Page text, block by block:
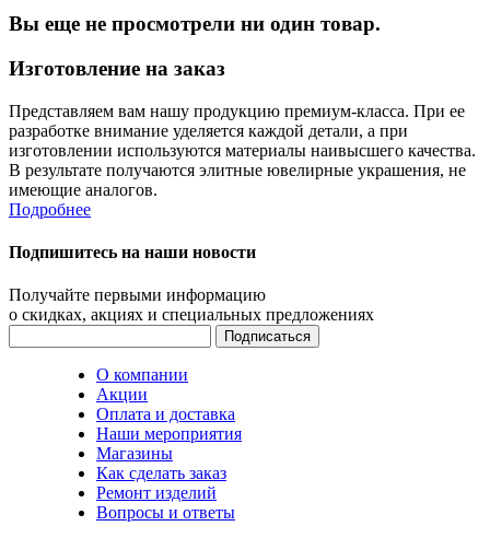
Вы еще не просмотрели ни один товар.
Изготовление на заказ
Представляем вам нашу продукцию премиум-класса. При ее
разработке внимание уделяется каждой детали, а при
изготовлении используются материалы наивысшего качества.
В результате получаются элитные ювелирные украшения, не
имеющие аналогов.
Подробнее
Подпишитесь на наши новости
Получайте первыми информацию
о скидках, акциях и специальных предложениях
О компании
Акции
Оплата и доставка
Наши мероприятия
Магазины
Как сделать заказ
Ремонт изделий
Вопросы и ответы